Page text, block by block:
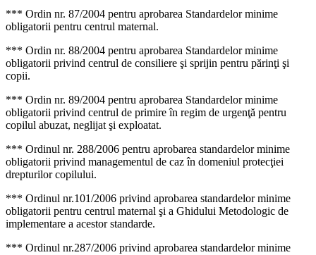
*** Ordin nr. 87/2004 pentru aprobarea Standardelor minime
obligatorii pentru centrul maternal.
*** Ordin nr. 88/2004 pentru aprobarea Standardelor minime
obligatorii privind centrul de consiliere şi sprijin pentru părinţi şi
copii.
*** Ordin nr. 89/2004 pentru aprobarea Standardelor minime
obligatorii privind centrul de primire în regim de urgenţă pentru
copilul abuzat, neglijat şi exploatat.
*** Ordinul nr. 288/2006 pentru aprobarea standardelor minime
obligatorii privind managementul de caz în domeniul protecţiei
drepturilor copilului.
*** Ordinul nr.101/2006 privind aprobarea standardelor minime
obligatorii pentru centrul maternal şi a Ghidului Metodologic de
implementare a acestor standarde.
*** Ordinul nr.287/2006 privind aprobarea standardelor minime